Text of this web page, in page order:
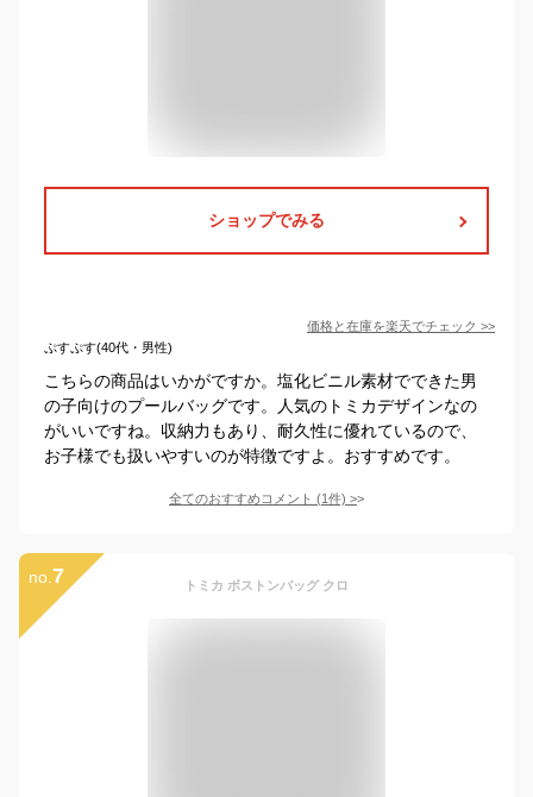
ショップでみる
価格と在庫を楽天でチェック >>
ぷすぷす(40代・男性)
こちらの商品はいかがですか。塩化ビニル素材でできた男
の子向けのプールバッグです。人気のトミカデザインなの
がいいですね。収納力もあり、耐久性に優れているので、
お子様でも扱いやすいのが特徴ですよ。おすすめです。
全てのおすすめコメント (1件) >
no. 7 トミカ ボストンバッグ クロ